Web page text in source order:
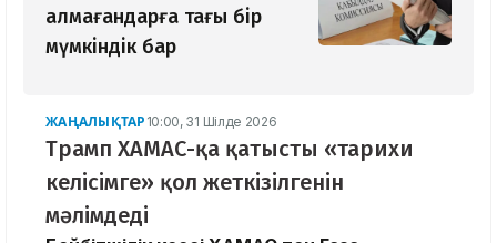
алмағандарға тағы бір
мүмкіндік бар
ЖАҢАЛЫҚТАР 10:00, 31 Шілде 2026
Трамп ХАМАС-қа қатысты «тарихи
келісімге» қол жеткізілгенін
мәлімдеді